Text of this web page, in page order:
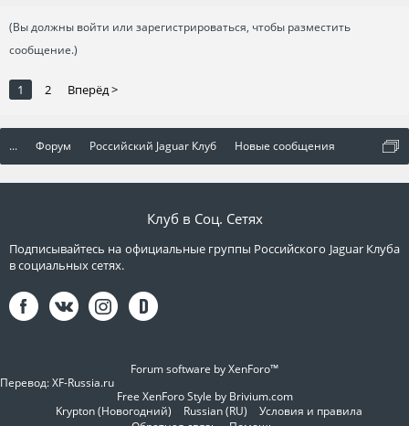
(Вы должны войти или зарегистрироваться, чтобы разместить
сообщение.)
1 2 Вперёд >
... Форум Российский Jaguar Клуб Новые сообщения
Клуб в Соц. Сетях
Подписывайтесь на официальные группы Российского Jaguar Клуба
в социальных сетях.
Forum software by XenForo™
Перевод:XF-Russia.ru
Free XenForo Style by Brivium.com
Krypton (Новогодний)
Russian (RU)
Условия и правила